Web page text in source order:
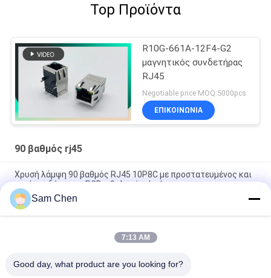
Top Προϊόντα
R10G-661A-12F4-G2
μαγνητικός συνδετήρας
RJ45
Negotiable price MOQ:5000pcs
ΕΠΙΚΟΙΝΩΝΊΑ
90 βαθμός rj45
Χρυσή λάμψη 90 βαθμός RJ45 10P8C με προστατευμένος και
καμίας οδήγησης, PCB ο θηλυκός Jack
90 βαθμού 8P8C RJ45 θηλυκή ετικέττα λιμένων του Jack
ενιαία επάνω στο γκρι PBT χωρίς αυτί
10 / 100 BASE 1x1 Κάθετη υποδοχή RJ45 Χωρίς υποδοχή
Sam Chen
7:13 AM
Good day, what product are you looking for?